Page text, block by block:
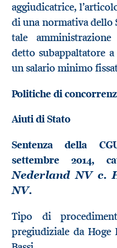
aggiudicatrice,
di una normativa dello
tale
detto subappaltatore
un salario minimo
Politiche di
Aiuti di Stato
Sentenza della
settembre 2014,
Nederland NV c.
NV.
Tipo di
pregiudiziale da Hoge